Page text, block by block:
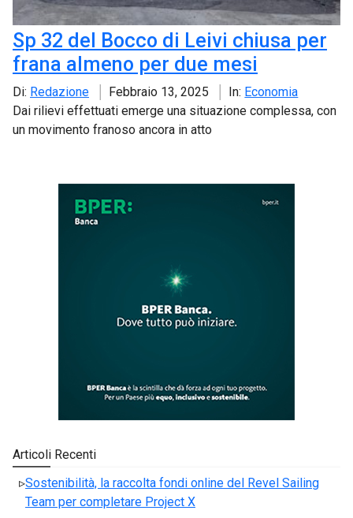
Sp 32 del Bocco di Leivi chiusa per
frana almeno per due mesi
Di: Redazione Febbraio 13, 2025 In: Economia
Dai rilievi effettuati emerge una situazione complessa, con
un movimento franoso ancora in atto
Articoli Recenti
Sostenibilità, la raccolta fondi online del Revel Sailing
Team per completare Project X